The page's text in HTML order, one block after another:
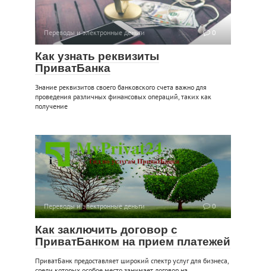
Переводы и электронные деньги 0
Как узнать реквизиты
ПриватБанка
Знание реквизитов своего банковского счета важно для
проведения различных финансовых операций, таких как
получение
Переводы и электронные деньги 0
Как заключить договор с
ПриватБанком на прием платежей
ПриватБанк предоставляет широкий спектр услуг для бизнеса,